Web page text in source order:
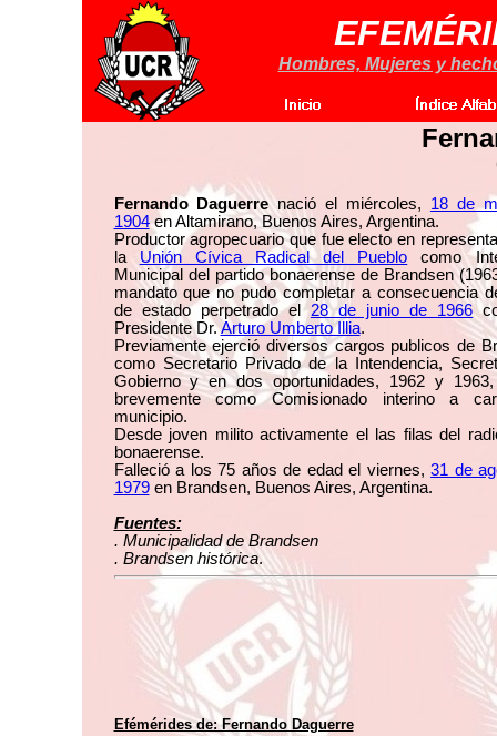
Hombres, Mujeres y
Fernando Daguerrenació el miércoles, 18 de
1904en Altamirano, Buenos Aires, Argentina.
Productor agropecuario que fue electo en
la Unión Cívica Radical del Pueblo como
Municipal del partido bonaerense de Brandsen
mandato que no pudo completar a consecuencia
de estado perpetrado el 28 de junio de 1966
Presidente Dr.Arturo Umberto Illia.
Previamente ejerció diversos cargos publicos de
como Secretario Privado de la Intendencia,
Gobierno y en dos oportunidades, 1962 y 1963,
brevemente como Comisionado interino a
municipio.
Desde joven milito activamente el las filas del
bonaerense.
Falleció a los 75 años de edad el viernes, 31 de
1979en Brandsen, Buenos Aires, Argentina.
Fuentes:
. Municipalidad de Brandsen
. Brandsen histórica.
Efémérides de: Fernando Daguerre